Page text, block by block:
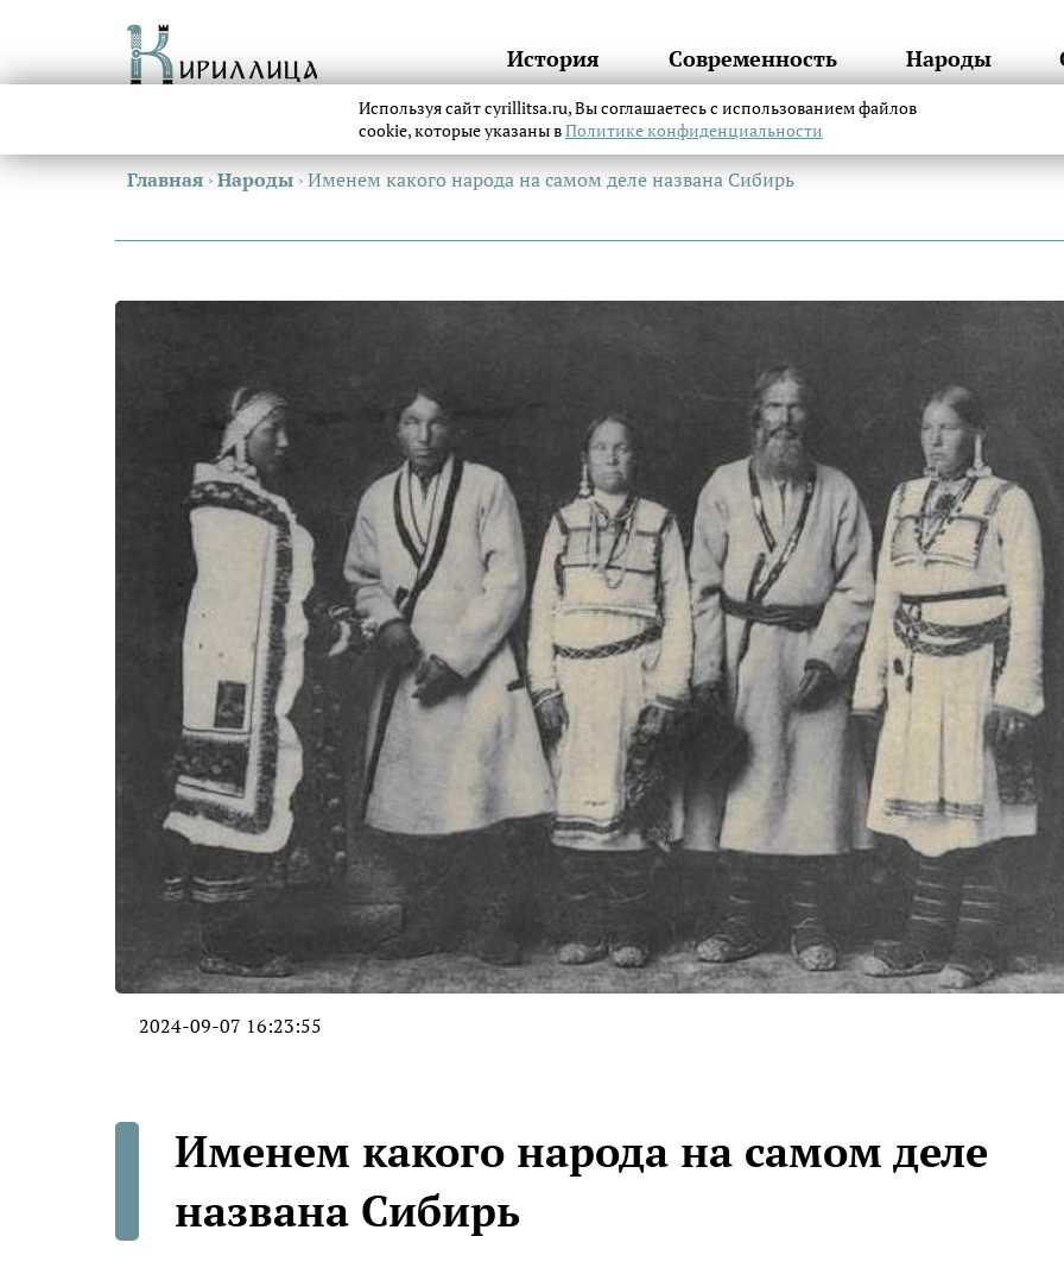
История Современность Народы
Главная ›Народы ›Именем какого народа на самом деле названа Сибирь
2024-09-07 16:23:55
Именем какого народа на самом деле
названа Сибирь
Используя сайт cyrillitsa.ru, Вы соглашаетесь с использованием файлов
cookie, которые указаны вПолитике конфиденциальности